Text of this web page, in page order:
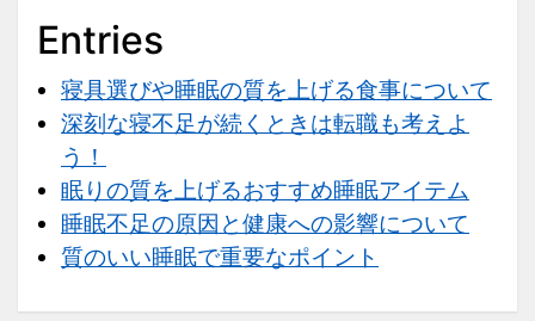
Entries
寝具選びや睡眠の質を上げる食事について
深刻な寝不足が続くときは転職も考えよ
う！
眠りの質を上げるおすすめ睡眠アイテム
睡眠不足の原因と健康への影響について
質のいい睡眠で重要なポイント